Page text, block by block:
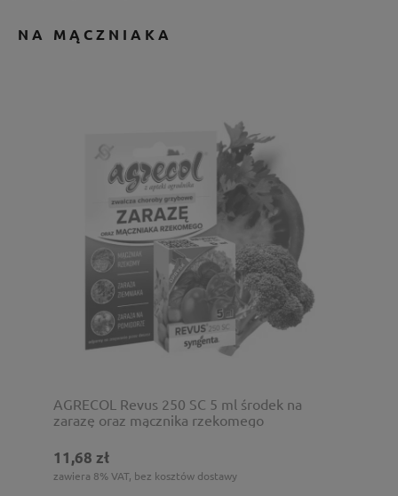
NA MĄCZNIAKA
AGRECOL Revus 250 SC 5 ml środek na
zarazę oraz mącznika rzekomego
11,68 zł
zawiera 8% VAT, bez kosztów dostawy